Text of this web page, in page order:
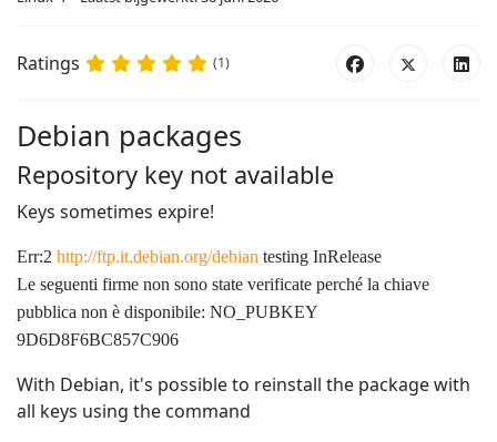
Ratings (1)
Debian packages
Repository key not available
Keys sometimes expire!
Err:2 http://ftp.it.debian.org/debian testing InRelease
Le seguenti firme non sono state verificate perché la chiave
pubblica non è disponibile: NO_PUBKEY
9D6D8F6BC857C906
With Debian, it's possible to reinstall the package with
all keys using the command